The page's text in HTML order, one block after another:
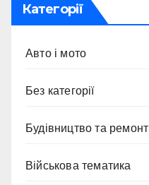
Категорії
Авто і мото
Без категорії
Будівництво та ремонт
Військова тематика